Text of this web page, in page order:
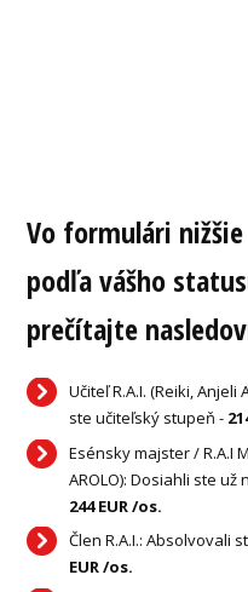
Vo formulári
podľa vášho
prečítajte
Učiteľ R.A.I. (Reiki, Anjeli
ste učiteľský stupeň -
Esénsky majster / R.A.I
AROLO): Dosiahli ste
244 EUR /os.
Člen R.A.I.: Absolvovali
EUR /os.